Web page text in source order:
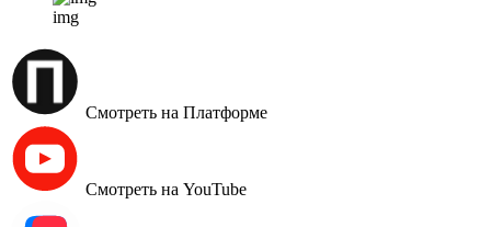
img
Смотреть на Платформе
Смотреть на YouTube